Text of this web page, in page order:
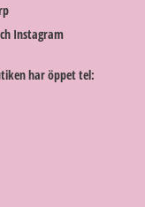
Instagram
har öppet tel: